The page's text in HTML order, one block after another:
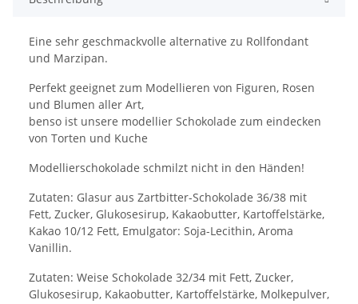
Eine sehr geschmackvolle alternative zu Rollfondant
und Marzipan.
Perfekt geeignet zum Modellieren von Figuren, Rosen
und Blumen aller Art,
benso ist unsere modellier Schokolade zum eindecken
von Torten und Kuche
Modellierschokolade schmilzt nicht in den Händen!
Zutaten: Glasur aus Zartbitter-Schokolade 36/38 mit
Fett, Zucker, Glukosesirup, Kakaobutter, Kartoffelstärke,
Kakao 10/12 Fett, Emulgator: Soja-Lecithin, Aroma
Vanillin.
Zutaten: Weise Schokolade 32/34 mit Fett, Zucker,
Glukosesirup, Kakaobutter, Kartoffelstärke, Molkepulver,